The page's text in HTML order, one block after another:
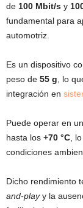
de 100 Mbit/s y
fundamental para
automotriz.
Es un dispositivo
peso de 55 g , lo
integración en
Puede operar en
hasta los +70 °C ,
condiciones
Dicho rendimiento
and-playy la